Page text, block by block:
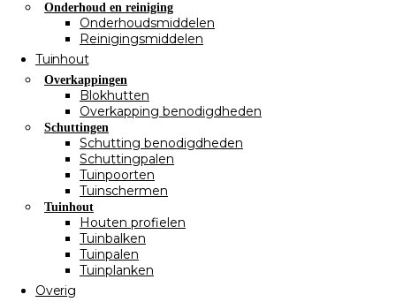
Onderhoud en reiniging
Onderhoudsmiddelen
Reinigingsmiddelen
Tuinhout
Overkappingen
Blokhutten
Overkapping benodigdheden
Schuttingen
Schutting benodigdheden
Schuttingpalen
Tuinpoorten
Tuinschermen
Tuinhout
Houten profielen
Tuinbalken
Tuinpalen
Tuinplanken
Overig